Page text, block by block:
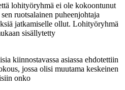
lohityöryhmä ei ole kokoontunut
ruotsalainen puheenjohtaja
jatkamiselle ollut. Lohityöryhmä
sisällytetty
kiinnostavassa asiassa ehdotettiin
jossa olisi muutama keskeinen
onko